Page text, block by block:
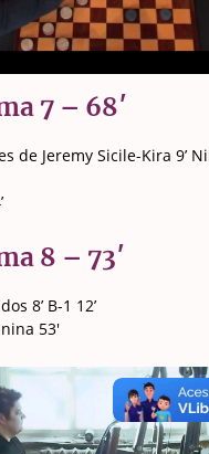
7 – 68′
de Jeremy Sicile-Kira 9’
8 – 73′
8’ B-1 12’
53′